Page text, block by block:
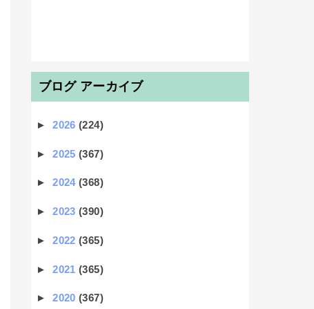
ブログ アーカイブ
►2026(224)
►2025(367)
►2024(368)
►2023(390)
►2022(365)
►2021(365)
►2020(367)